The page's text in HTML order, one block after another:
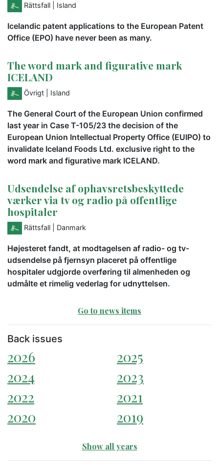
Rättsfall | Island
Icelandic patent applications to the European Patent
Office (EPO) have never been as many.
The word mark and figurative mark
ICELAND
Övrigt | Island
The General Court of the European Union confirmed
last year in Case T-105/23 the decision of the
European Union Intellectual Property Office (EUIPO) to
invalidate Iceland Foods Ltd. exclusive right to the
word mark and figurative mark ICELAND.
Udsendelse af ophavsretsbeskyttede
værker via tv og radio på offentlige
hospitaler
Rättsfall | Danmark
Højesteret fandt, at modtagelsen af radio- og tv-
udsendelse på fjernsyn placeret på offentlige
hospitaler udgjorde overføring til almenheden og
udmålte et rimelig vederlag for udnyttelsen.
Go to news items
Back issues
2026
2025
2024
2023
2022
2021
2020
2019
Show all years